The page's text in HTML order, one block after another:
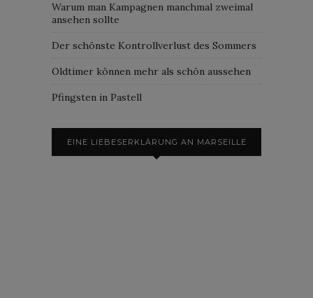
Warum man Kampagnen manchmal zweimal
ansehen sollte
Der schönste Kontrollverlust des Sommers
Oldtimer können mehr als schön aussehen
Pfingsten in Pastell
EINE LIEBESERKLÄRUNG AN MARSEILLE